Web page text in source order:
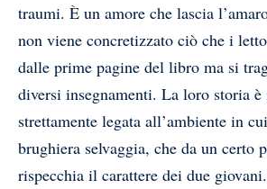
traumi. È un amore che lascia
non viene concretizzato ciò che i
dalle prime pagine del libro ma si
diversi insegnamenti. La loro storia
strettamente legata all’ambiente in
brughiera selvaggia, che da un certo
rispecchia il carattere dei due giovani.